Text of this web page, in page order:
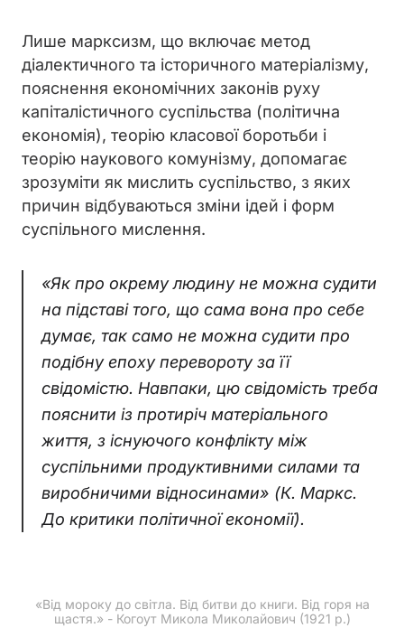
Лише марксизм, що включає метод
діалектичного та історичного матеріалізму,
пояснення економічних законів руху
капіталістичного суспільства (політична
економія), теорію класової боротьби і
теорію наукового комунізму, допомагає
зрозуміти як мислить суспільство, з яких
причин відбуваються зміни ідей і форм
суспільного мислення.
«Як про окрему людину не можна судити
на підставі того, що сама вона про себе
думає, так само не можна судити про
подібну епоху перевороту за її
свідомістю. Навпаки, цю свідомість треба
пояснити із протиріч матеріального
життя, з існуючого конфлікту між
суспільними продуктивними силами та
виробничими відносинами» (К. Маркс.
До критики політичної економії).
«Від мороку до світла. Від битви до книги. Від горя на
щастя.» - Когоут Микола Миколайович (1921 р.)